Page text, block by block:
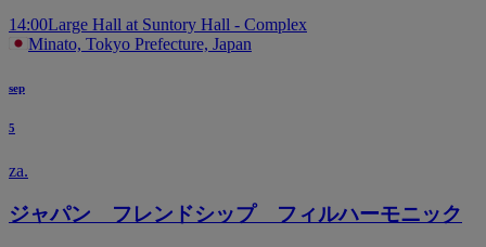
14:00Large Hall at Suntory Hall - Complex
Minato, Tokyo Prefecture, Japan
sep
5
za.
ジャパン フレンドシップ フィルハーモニック